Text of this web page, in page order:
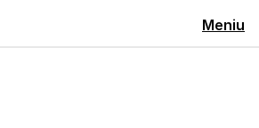
Meniu